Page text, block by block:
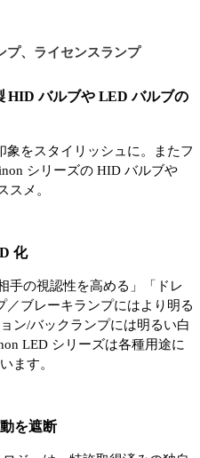
プ、ライセンスランプ
HID バルブや LED バルブの
をスタイリッシュに。またフ
シリーズの HID バルブや
スメ。
化
手の視認性を高める」「ドレ
／ブレーキランプにはより明る
ン/バックランプには明るい白
LED シリーズは各種用途に
ます。
を遮断